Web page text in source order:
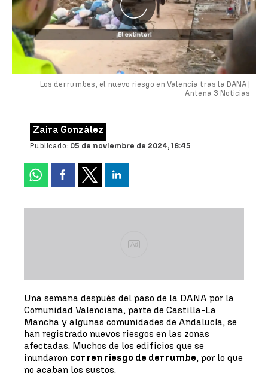
Los derrumbes, el nuevo riesgo en Valencia tras la DANA |
Antena 3 Noticias
Zaira González
Publicado: 05 de noviembre de 2024, 18:45
Ad
Una semana después del paso de la DANA por la
Comunidad Valenciana, parte de Castilla-La
Mancha y algunas comunidades de Andalucía, se
han registrado nuevos riesgos en las zonas
afectadas. Muchos de los edificios que se
inundaron corren riesgo de derrumbe, por lo que
no acaban los sustos.